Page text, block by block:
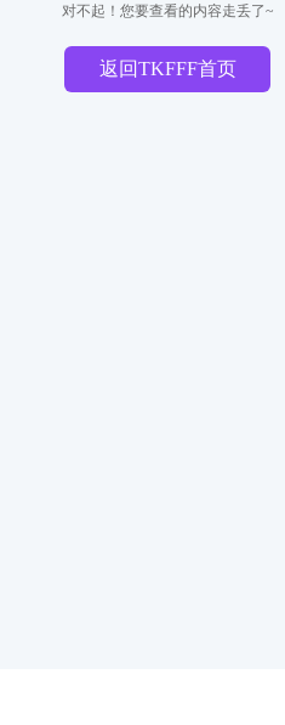
对不起！您要查看的内容走丢了~
返回TKFFF首页